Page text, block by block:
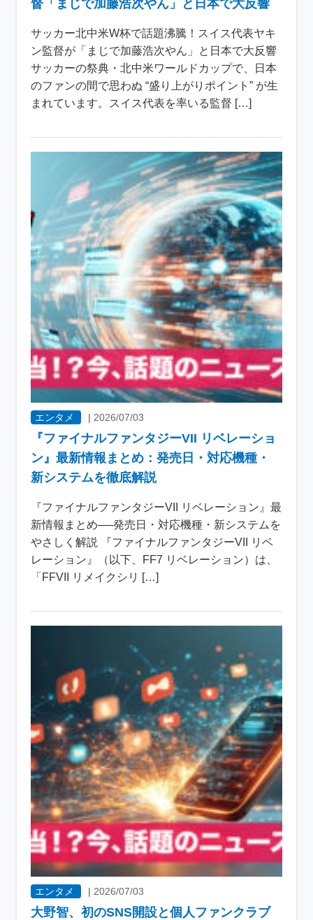
督「まじで加藤浩次やん」と日本で大反響
サッカー北中米W杯で話題沸騰！スイス代表ヤキ
ン監督が「まじで加藤浩次やん」と日本で大反響
サッカーの祭典・北中米ワールドカップで、日本
のファンの間で思わぬ “盛り上がりポイント” が生
まれています。スイス代表を率いる監督 […]
エンタメ | 2026/07/03
『ファイナルファンタジーVII リベレーショ
ン』最新情報まとめ：発売日・対応機種・
新システムを徹底解説
『ファイナルファンタジーVII リベレーション』最
新情報まとめ──発売日・対応機種・新システムを
やさしく解説 『ファイナルファンタジーVII リベ
レーション』（以下、FF7 リベレーション）は、
「FFVII リメイクシリ […]
エンタメ | 2026/07/03
大野智、初のSNS開設と個人ファンクラブ